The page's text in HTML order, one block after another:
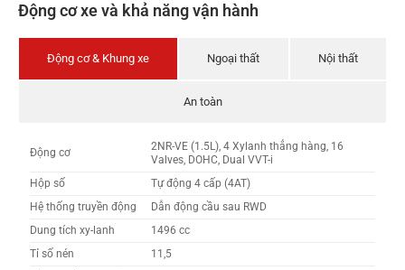
Động cơ xe và khả năng vận hành
Động cơ & Khung xe Ngoại thất Nội thất
An toàn
Động cơ
2NR-VE (1.5L), 4 Xylanh thẳng hàng, 16
Valves, DOHC, Dual VVT-i
Hộp số
Tự động 4 cấp (4AT)
Hệ thống truyền động
Dẫn động cầu sau RWD
Dung tích xy-lanh
1496 cc
Tỉ số nén
11,5